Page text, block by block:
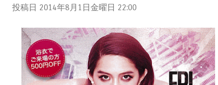
投稿日 2014年8月1日金曜日 22:00